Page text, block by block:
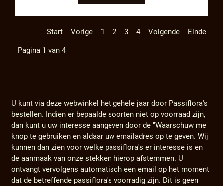
Start Vorige 1 2 3 4 Volgende Einde
Pagina 1 van 4
U kunt via deze webwinkel het gehele jaar door Passiflora's
bestellen. Indien er bepaalde soorten niet op voorraad zijn,
dan kunt u uw interesse aangeven door de "Waarschuw me"
knop te gebruiken en aldaar uw emailadres op te geven. Wij
kunnen dan zien voor welke passiflora's er interesse is en
de aanmaak van onze stekken hierop afstemmen. U
ontvangt vervolgens automatisch een email op het moment
dat de betreffende passiflora's voorradig zijn. Dit is geen